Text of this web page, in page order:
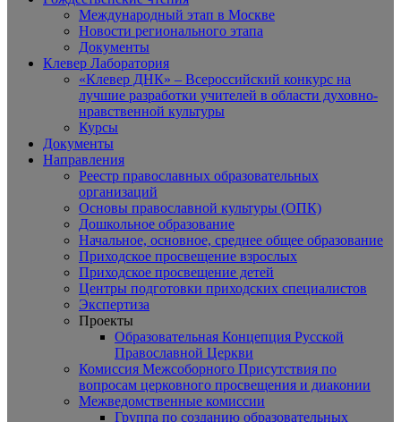
Международный этап в Москве
Новости регионального этапа
Документы
Клевер Лаборатория
«Клевер ДНК» – Всероссийский конкурс на
лучшие разработки учителей в области духовно-
нравственной культуры
Курсы
Документы
Направления
Реестр православных образовательных
организаций
Основы православной культуры (ОПК)
Дошкольное образование
Начальное, основное, среднее общее образование
Приходское просвещение взрослых
Приходское просвещение детей
Центры подготовки приходских специалистов
Экспертиза
Проекты
Образовательная Концепция Русской
Православной Церкви
Комиссия Межсоборного Присутствия по
вопросам церковного просвещения и диаконии
Межведомственные комиссии
Группа по созданию образовательных